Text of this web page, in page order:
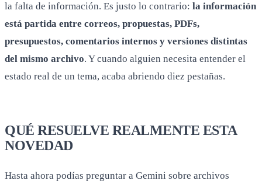
la falta de información. Es justo lo contrario: la información
está partida entre correos, propuestas, PDFs,
presupuestos, comentarios internos y versiones distintas
del mismo archivo. Y cuando alguien necesita entender el
estado real de un tema, acaba abriendo diez pestañas.
QUÉ RESUELVE REALMENTE ESTA
NOVEDAD
Hasta ahora podías preguntar a Gemini sobre archivos